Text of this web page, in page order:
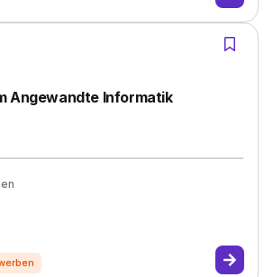
Angewandte Informatik